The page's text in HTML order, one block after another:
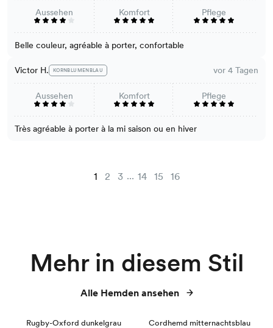
Aussehen Komfort Pflege
Belle couleur, agréable à porter, confortable
Victor H. KORNBLUMENBLAU vor 4 Tagen
Aussehen Komfort Pflege
Très agréable à porter à la mi saison ou en hiver
1 2 3 ... 14 15 16
Mehr in diesem Stil
Alle Hemden ansehen
Rugby-Oxford dunkelgrau
Cordhemd mitternachtsblau